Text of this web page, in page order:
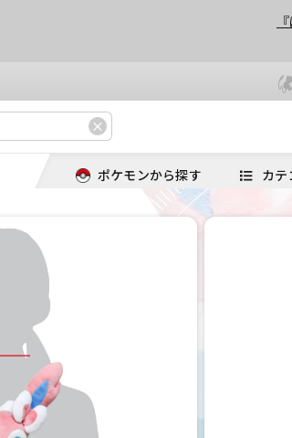
ポケモンから探す カテ